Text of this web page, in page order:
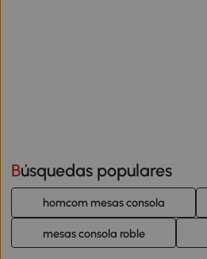
Búsquedas populares
homcom mesas consola
mesas consola roble